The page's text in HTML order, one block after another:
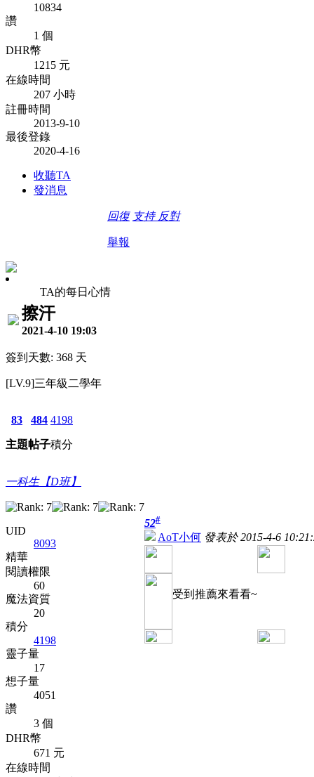
10834
讚
1 個
DHR幣
1215 元
在線時間
207 小時
註冊時間
2013-9-10
最後登錄
2020-4-16
收聽TA
發消息
回復 支持 反對
舉報
TA的每日心情
擦汗
2021-4-10 19:03
簽到天數: 368 天
[LV.9]三年級二學年
83
主題
484
帖子
4198
積分
一科生【D班】
UID
8093
精華
閱讀權限
60
魔法資質
20
積分
4198
靈子量
17
想子量
4051
讚
3 個
DHR幣
671 元
在線時間
52#
AoT小何 發表於 2015-4-6
受到推薦來看看~